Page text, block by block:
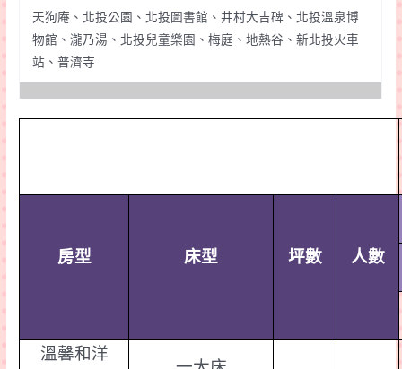
天狗庵、北投公園、北投圖書館、井村大吉碑、北投溫泉博
物館、瀧乃湯、北投兒童樂園、梅庭、地熱谷、新北投火車
站、普濟寺
房型 床型 坪數 人數
溫馨和洋